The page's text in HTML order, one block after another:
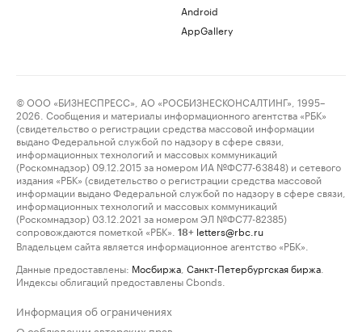
Android
AppGallery
© ООО «БИЗНЕСПРЕСС», АО «РОСБИЗНЕСКОНСАЛТИНГ», 1995–
2026. Сообщения и материалы информационного агентства «РБК»
(свидетельство о регистрации средства массовой информации
выдано Федеральной службой по надзору в сфере связи,
информационных технологий и массовых коммуникаций
(Роскомнадзор) 09.12.2015 за номером ИА №ФС77-63848) и сетевого
издания «РБК» (свидетельство о регистрации средства массовой
информации выдано Федеральной службой по надзору в сфере связи,
информационных технологий и массовых коммуникаций
(Роскомнадзор) 03.12.2021 за номером ЭЛ №ФС77-82385)
сопровождаются пометкой «РБК».
18+ letters@rbc.ru
Владельцем сайта является информационное агентство «РБК».
Данные предоставлены: Мосбиржа Санкт-Петербургская биржа
Индексы облигаций предоставлены Cbonds.
Информация об ограничениях